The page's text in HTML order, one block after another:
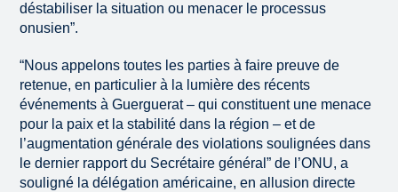
déstabiliser la situation ou menacer le processus
onusien”.
“Nous appelons toutes les parties à faire preuve de
retenue, en particulier à la lumière des récents
événements à Guerguerat – qui constituent une menace
pour la paix et la stabilité dans la région – et de
l’augmentation générale des violations soulignées dans
le dernier rapport du Secrétaire général” de l’ONU, a
souligné la délégation américaine, en allusion directe